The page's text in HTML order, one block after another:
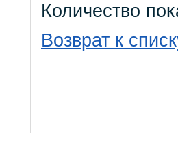
Количество
Возврат к